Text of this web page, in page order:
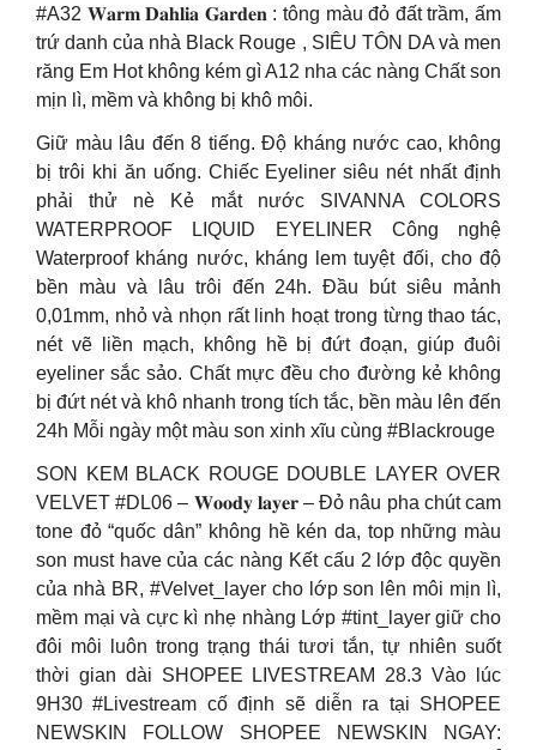
#A32 𝐖𝐚𝐫𝐦 𝐃𝐚𝐡𝐥𝐢𝐚 𝐆𝐚𝐫𝐝𝐞𝐧 : tông màu đỏ đất trầm, ấm
trứ danh của nhà Black Rouge , SIÊU TÔN DA và men
răng Em Hot không kém gì A12 nha các nàng Chất son
mịn lì, mềm và không bị khô môi.
Giữ màu lâu đến 8 tiếng. Độ kháng nước cao, không
bị trôi khi ăn uống. Chiếc Eyeliner siêu nét nhất định
phải thử nè Kẻ mắt nước SIVANNA COLORS
WATERPROOF LIQUID EYELINER Công nghệ
Waterproof kháng nước, kháng lem tuyệt đối, cho độ
bền màu và lâu trôi đến 24h. Đầu bút siêu mảnh
0,01mm, nhỏ và nhọn rất linh hoạt trong từng thao tác,
nét vẽ liền mạch, không hề bị đứt đoạn, giúp đuôi
eyeliner sắc sảo. Chất mực đều cho đường kẻ không
bị đứt nét và khô nhanh trong tích tắc, bền màu lên đến
24h Mỗi ngày một màu son xinh xĩu cùng #Blackrouge
SON KEM BLACK ROUGE DOUBLE LAYER OVER
VELVET #DL06 – 𝐖𝐨𝐨𝐝𝐲 𝐥𝐚𝐲𝐞𝐫 – Đỏ nâu pha chút cam
tone đỏ “quốc dân” không hề kén da, top những màu
son must have của các nàng Kết cấu 2 lớp độc quyền
của nhà BR, #Velvet_layer cho lớp son lên môi mịn lì,
mềm mại và cực kì nhẹ nhàng Lớp #tint_layer giữ cho
đôi môi luôn trong trạng thái tươi tắn, tự nhiên suốt
thời gian dài SHOPEE LIVESTREAM 28.3 Vào lúc
9H30 #Livestream cố định sẽ diễn ra tại SHOPEE
NEWSKIN FOLLOW SHOPEE NEWSKIN NGAY: